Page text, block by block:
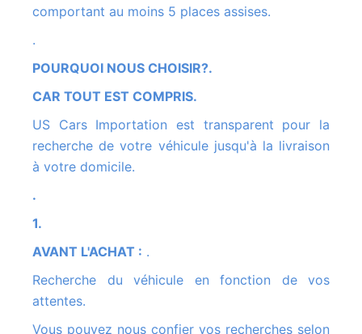
comportant au moins 5 places assises.
.
POURQUOI NOUS CHOISIR?.
CAR TOUT EST COMPRIS.
US Cars Importation est transparent pour la
recherche de votre véhicule jusqu'à la livraison
à votre domicile.
.
1.
AVANT L'ACHAT : .
Recherche du véhicule en fonction de vos
attentes.
Vous pouvez nous confier vos recherches selon